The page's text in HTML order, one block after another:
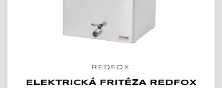
REDFOX
ELEKTRICKÁ FRITÉZA REDFOX